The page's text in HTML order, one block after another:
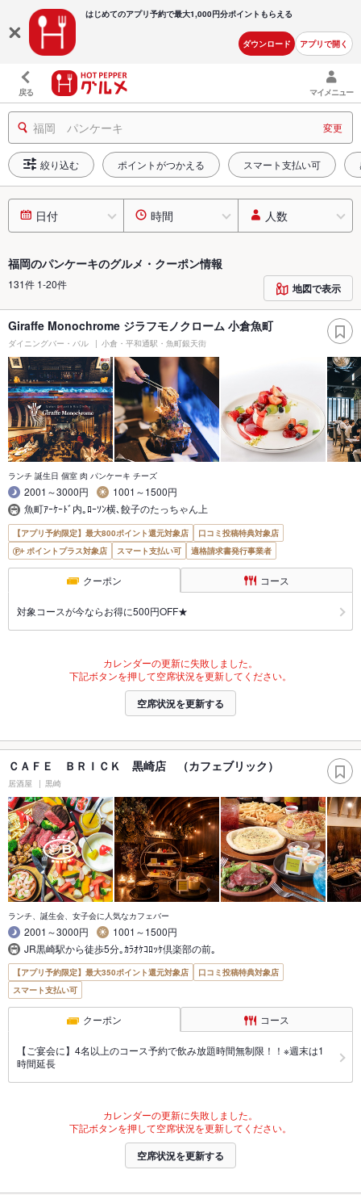
はじめてのアプリ予約で最大1,000円分ポイントもらえる
ダウンロード アプリで開く
戻る マイメニュー
福岡 パンケーキ 変更
絞り込む ポイントがつかえる スマート支払い可
日付 時間 人数
福岡のパンケーキのグルメ・クーポン情報
131件 1-20件 地図で表示
Giraffe Monochrome ジラフモノクローム 小倉魚町
ダイニングバー・バル 小倉・平和通駅・魚町銀天街
ランチ 誕生日 個室 肉 パンケーキ チーズ
2001～3000円
1001～1500円
魚町ｱｰｹｰﾄﾞ内｡ﾛｰｿﾝ横､餃子のたっちゃん上
【アプリ予約限定】最大800ポイント還元対象店
口コミ投稿特典対象店
ポイントプラス対象店
スマート支払い可 適格請求書発行事業者
クーポン コース
対象コースが今ならお得に500円OFF★
カレンダーの更新に失敗しました。
下記ボタンを押して空席状況を更新してください。
空席状況を更新する
ＣＡＦＥ ＢＲＩＣＫ 黒崎店 （カフェブリック）
居酒屋 黒崎
ランチ、誕生会、女子会に人気なカフェバー
2001～3000円
1001～1500円
JR黒崎駅から徒歩5分｡ｶﾗｵｹｺﾛｯｹ倶楽部の前｡
【アプリ予約限定】最大350ポイント還元対象店
口コミ投稿特典対象店
スマート支払い可
クーポン コース
【ご宴会に】4名以上のコース予約で飲み放題時間無制限！！※週末は1
時間延長
カレンダーの更新に失敗しました。
下記ボタンを押して空席状況を更新してください。
空席状況を更新する